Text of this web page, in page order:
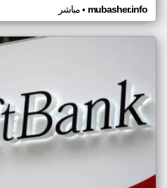
مباشر• mubasher.info